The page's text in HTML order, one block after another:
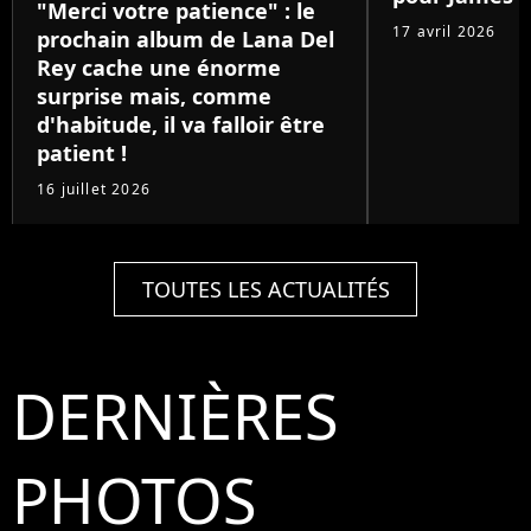
"Merci votre patience" : le
prochain album de Lana Del
Rey cache une énorme
surprise mais, comme
d'habitude, il va falloir être
patient !
16 juillet 2026
17 avril 2026
TOUTES LES ACTUALITÉS
DERNIÈRES
PHOTOS